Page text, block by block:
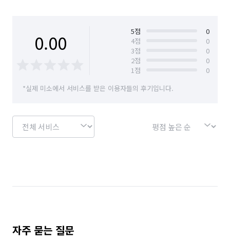
0.00 5점
0
4점
0
3점
0
2점
0
1점
0
*실제 미소에서 서비스를 받은 이용자들의 후기입니다.
자주 묻는 질문